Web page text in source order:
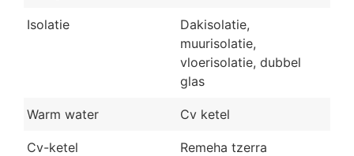
Isolatie
Dakisolatie,
muurisolatie,
vloerisolatie, dubbel
glas
Warm water Cv ketel
Cv-ketel Remeha tzerra